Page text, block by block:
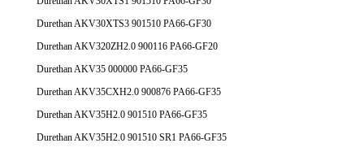
Durethan AKV30XTS3 901510 PA66-GF30
Durethan AKV320ZH2.0 900116 PA66-GF20
Durethan AKV35 000000 PA66-GF35
Durethan AKV35CXH2.0 900876 PA66-GF35
Durethan AKV35H2.0 901510 PA66-GF35
Durethan AKV35H2.0 901510 SR1 PA66-GF35